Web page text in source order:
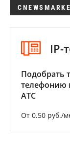
IP-
Подобрать
телефонию
АТС
От 0.50 руб./